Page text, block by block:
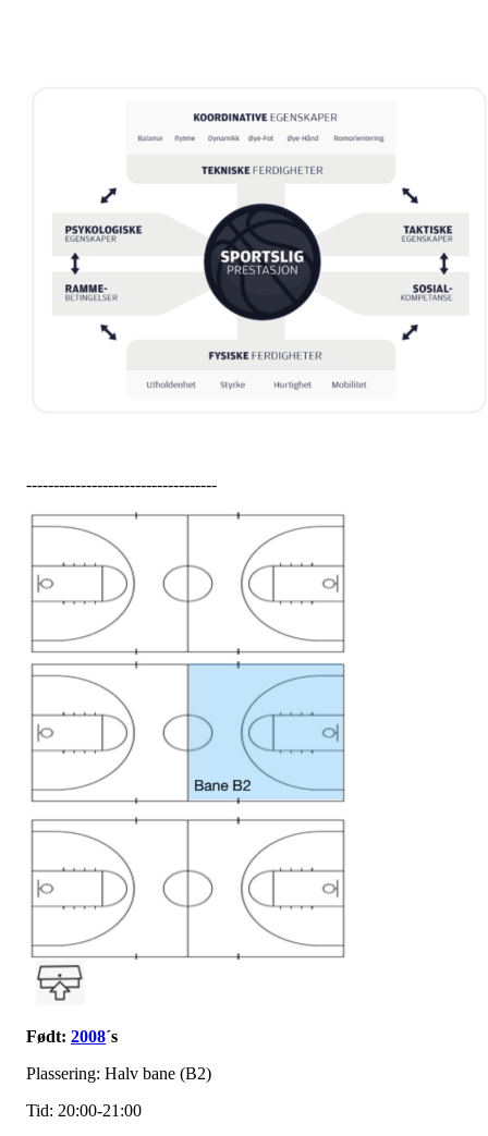
-----------------------------------
Født: 2008´s
Plassering: Halv bane (B2)
Tid: 20:00-21:00